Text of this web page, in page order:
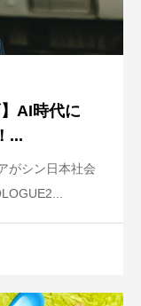
AI時代に
...
がシン日本社会